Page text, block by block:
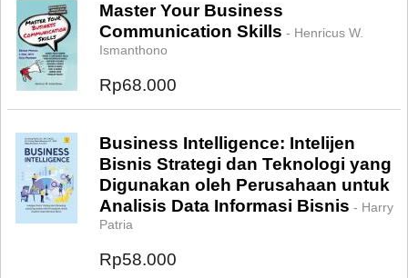
Master Your Business
Communication Skills - Henricus W.
Ismanthono
Rp68.000
Business Intelligence: Intelijen
Bisnis Strategi dan Teknologi yang
Digunakan oleh Perusahaan untuk
Analisis Data Informasi Bisnis - Harry
Patria
Rp58.000